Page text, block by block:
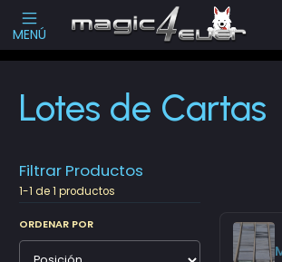
MENÚ
Inicio Cartas Sueltas Magic Lotes de Cartas
Lotes de Cartas
Filtrar Productos
1-1 de 1 productos
ORDENAR POR